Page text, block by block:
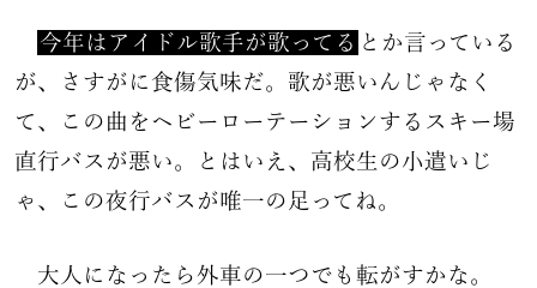
今年はアイドル歌手が歌ってる とか言っている
が、さすがに食傷気味だ。歌が悪いんじゃなく
て、この曲をヘビーローテーションするスキー場
直行バスが悪い。とはいえ、高校生の小遣いじ
ゃ、この夜行バスが唯一の足ってね。
大人になったら外車の一つでも転がすかな。